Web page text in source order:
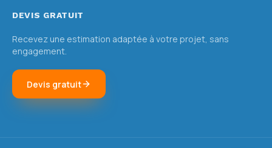
DEVIS GRATUIT
Recevez une estimation adaptée à votre projet, sans
engagement.
Devis gratuit